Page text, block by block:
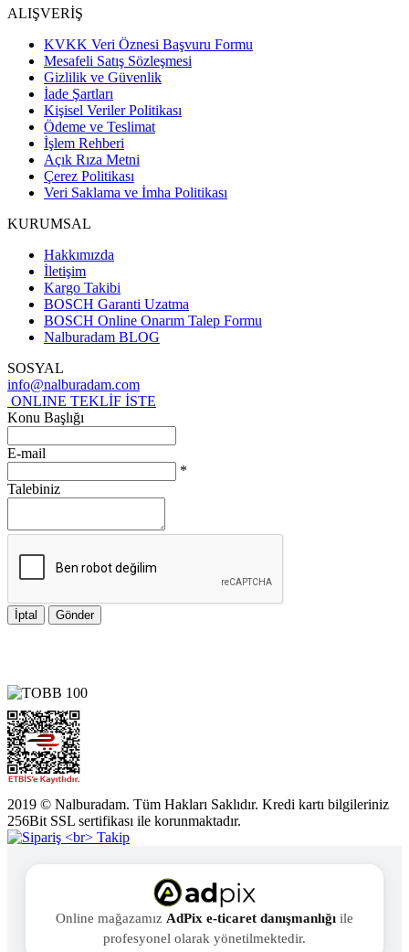
ALIŞVERİŞ
KVKK Veri Öznesi Başvuru Formu
Mesafeli Satış Sözleşmesi
Gizlilik ve Güvenlik
İade Şartları
Kişisel Veriler Politikası
Ödeme ve Teslimat
İşlem Rehberi
Açık Rıza Metni
Çerez Politikası
Veri Saklama ve İmha Politikası
KURUMSAL
Hakkımızda
İletişim
Kargo Takibi
BOSCH Garanti Uzatma
BOSCH Online Onarım Talep Formu
Nalburadam BLOG
SOSYAL
info@nalburadam.com
ONLINE TEKLİF İSTE
Konu Başlığı
E-mail
*
Talebiniz
İptal Gönder
2019 © Nalburadam. Tüm Hakları Saklıdır. Kredi kartı bilgileriniz
256Bit SSL sertifikası ile korunmaktadır.
Online mağazamız AdPix e-ticaret danışmanlığı ile
profesyonel olarak yönetilmektedir.